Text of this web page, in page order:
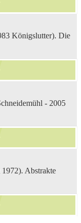
Königslutter). Die
- 2005
Abstrakte